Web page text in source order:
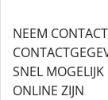
NEEM
SNEL
ONLINE ZIJN